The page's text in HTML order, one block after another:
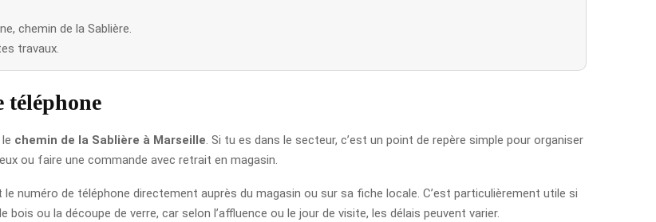
chemin de la Sablière.
travaux.
téléphone
chemin de la Sablière à Marseille . Si tu es dans le secteur, c’est un point de repère simple pour organiser
ou faire une commande avec retrait en magasin.
le numéro de téléphone directement auprès du magasin ou sur sa fiche locale. C’est particulièrement utile si
ou la découpe de verre, car selon l’affluence ou le jour de visite, les délais peuvent varier.